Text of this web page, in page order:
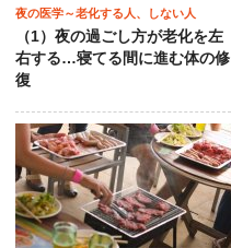
夜の医学～老化する人、しない人
（1）夜の過ごし方が老化を左
右する…寝てる間に進む体の修
復